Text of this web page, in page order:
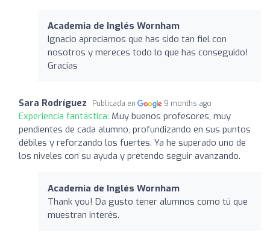
Academia de Inglés Wornham
Ignacio apreciamos que has sido tan fiel con
nosotros y mereces todo lo que has conseguido!
Gracias
Sara Rodríguez Publicada en 9 months ago
Experiencia fantástica: Muy buenos profesores, muy
pendientes de cada alumno, profundizando en sus puntos
débiles y reforzando los fuertes. Ya he superado uno de
los niveles con su ayuda y pretendo seguir avanzando.
Academia de Inglés Wornham
Thank you! Da gusto tener alumnos como tú que
muestran interés.